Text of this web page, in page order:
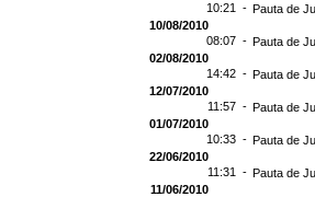
10:21 - Pauta de
10/08/2010
08:07 - Pauta de
02/08/2010
14:42 - Pauta de
12/07/2010
11:57 - Pauta de
01/07/2010
10:33 - Pauta de
22/06/2010
11:31 - Pauta de
11/06/2010